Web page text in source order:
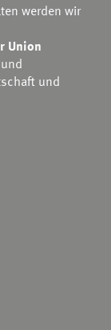
werden wir
Union
und